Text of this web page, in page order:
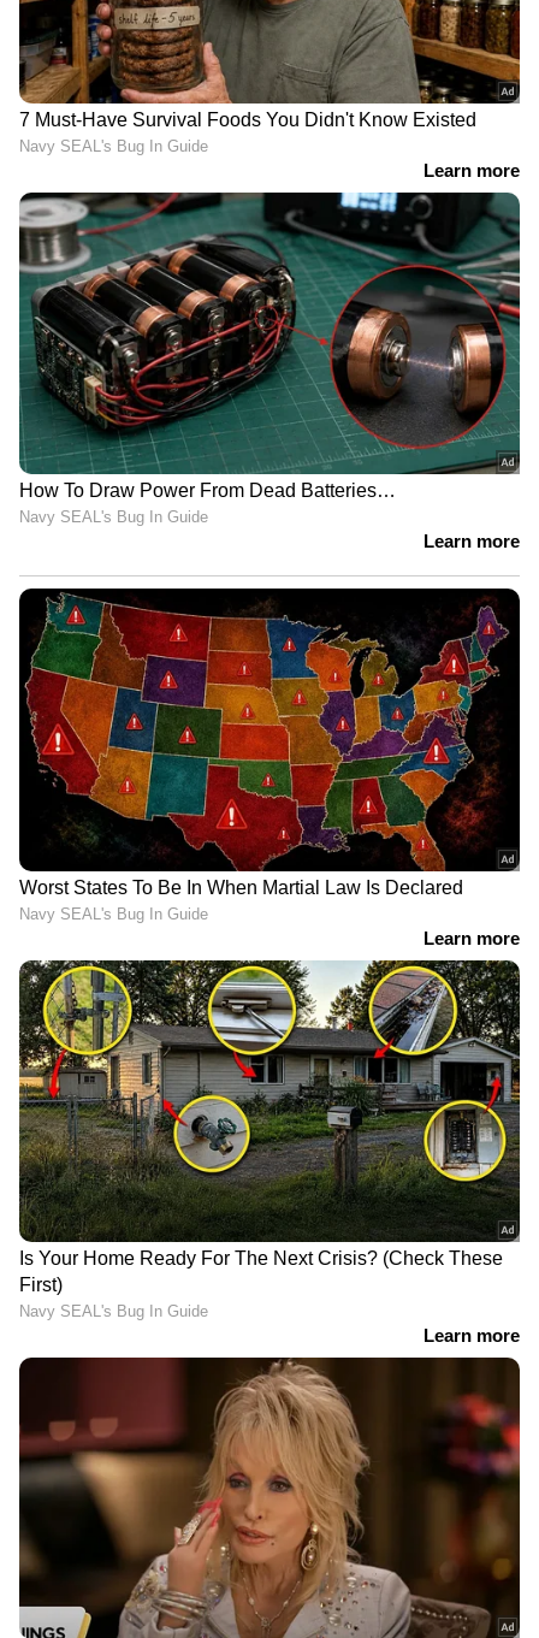
ചൂഷണത്തിനിരയായി;
അച്ഛനടക്കം ഏഴ് പ്രതികള്‍
വൈരാഗ്യം; ഭാര്യയെയും
മക്കളെയും ആക്രമിച്ച
യുവാവ് പിടിയിൽ
LATEST VIDEOS
ഉത്തരേന്ത്യയിൽ ശക്തമായ മഴ
ബ്രഹ്മപുത്രയും പോഷക നദികളും
കരകവിഞ്ഞൊഴുകി
'മുട്ടിന് താഴെ വെടിവെച്ചാലും
മുട്ടുകുത്തില്ല'; പൊലീസ് തെരച്ചിൽ
തുടരുന്നതിനിടെ വീണ്ടും അർജുൻ
ആയങ്കി